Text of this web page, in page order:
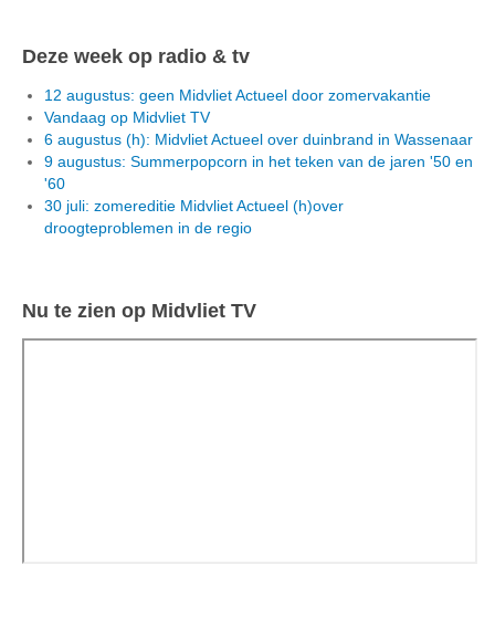
Deze week op radio & tv
12 augustus: geen Midvliet Actueel door zomervakantie
Vandaag op Midvliet TV
6 augustus (h): Midvliet Actueel over duinbrand in Wassenaar
9 augustus: Summerpopcorn in het teken van de jaren '50 en
'60
30 juli: zomereditie Midvliet Actueel (h)over
droogteproblemen in de regio
Nu te zien op Midvliet TV